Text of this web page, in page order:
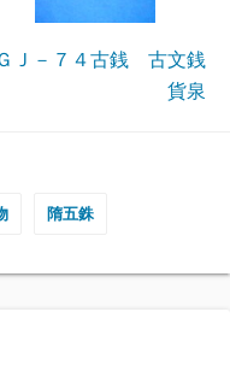
Ｊ－７４古銭 古文銭
貨泉
隋五銖